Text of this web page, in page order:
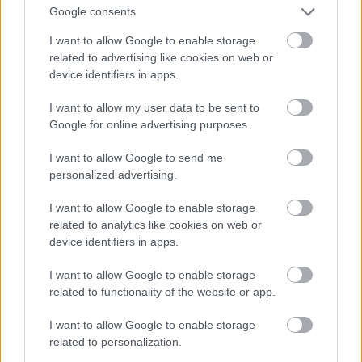
Google consents
I want to allow Google to enable storage
related to advertising like cookies on web or
device identifiers in apps.
I want to allow my user data to be sent to
Google for online advertising purposes.
I want to allow Google to send me
personalized advertising.
I want to allow Google to enable storage
related to analytics like cookies on web or
device identifiers in apps.
I want to allow Google to enable storage
related to functionality of the website or app.
I want to allow Google to enable storage
related to personalization.
Στην πεζοδρομημένη Μιλτιάδου η ομάδα του
Praxitelous Bar αναλαμβάνει να μας μυήσει σε
ένα ενδιαφέρον fusion ισπανικής και ελληνικής
κουζίνας μέσα από πρωτότυπους και
αλλοπρόσαλλους μεζέδες. Στο γκουρμέ αυτό
καφενείο/ρακάδικο δοκιμάζουμε γαύρο μαρινέ με
σάλτσα ντομάτας και μαρμελάδα κάπαρη, χτένια
με κους-κους, χειροποίητες κροκέτες αρνιού με
μετσοβόνε και γιαούρτι με κύμινο, εμπανάδας